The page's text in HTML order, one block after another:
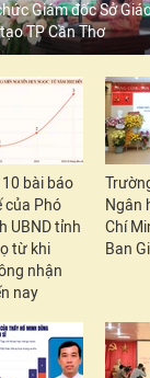
Giám đốc Sở
TP Cần Thơ
bài báo
của Phó
UBND tỉnh
từ khi
nhận
nay
Ngân
Chí
Ban